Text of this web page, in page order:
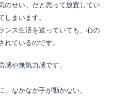
のせい」だと思って放置してい
まいます。
ンス生活を送っていても、心の
ているのです。
や無気力感です。
なかなか手が動かない。